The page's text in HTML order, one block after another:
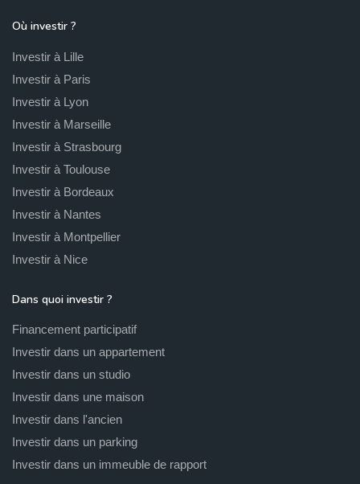
Où investir ?
Investir à Lille
Investir à Paris
Investir à Lyon
Investir à Marseille
Investir à Strasbourg
Investir à Toulouse
Investir à Bordeaux
Investir à Nantes
Investir à Montpellier
Investir à Nice
Dans quoi investir ?
Financement participatif
Investir dans un appartement
Investir dans un studio
Investir dans une maison
Investir dans l'ancien
Investir dans un parking
Investir dans un immeuble de rapport